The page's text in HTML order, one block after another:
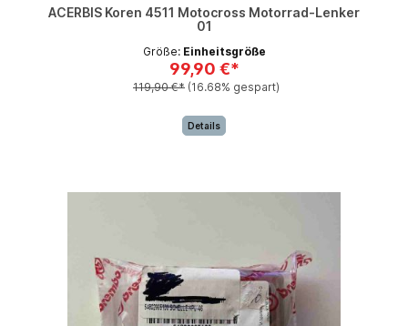
ACERBIS Koren 4511 Motocross Motorrad-Lenker
01
Größe: Einheitsgröße
99,90 €*
119,90 €* (16.68% gespart)
Details